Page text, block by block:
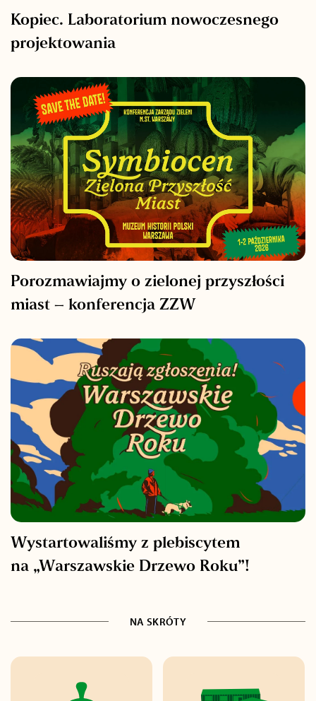
Kopiec. Laboratorium nowoczesnego
projektowania
Porozmawiajmy o zielonej przyszłości
miast – konferencja ZZW
Wystartowaliśmy z plebiscytem
na „Warszawskie Drzewo Roku”!
NA SKRÓTY